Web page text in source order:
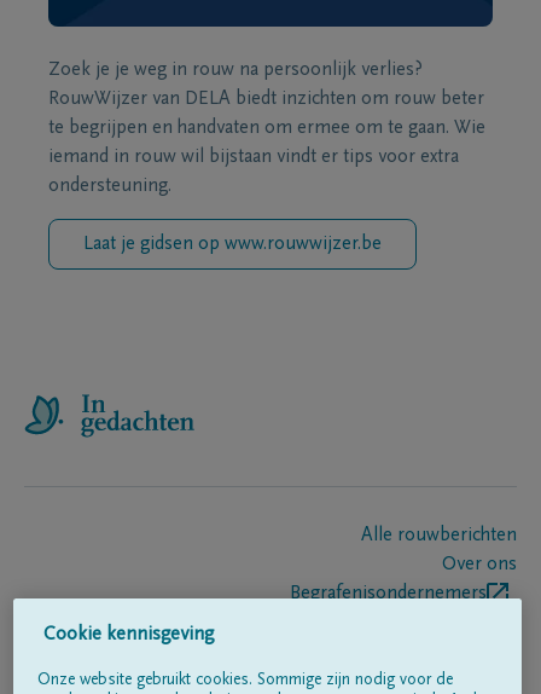
Zoek je je weg in rouw na persoonlijk verlies?
RouwWijzer van DELA biedt inzichten om rouw beter
te begrijpen en handvaten om ermee om te gaan. Wie
iemand in rouw wil bijstaan vindt er tips voor extra
ondersteuning.
Laat je gidsen op www.rouwwijzer.be
Alle rouwberichten
Over ons
Begrafenisondernemers
Cookie kennisgeving
Onze website gebruikt cookies. Sommige zijn nodig voor de